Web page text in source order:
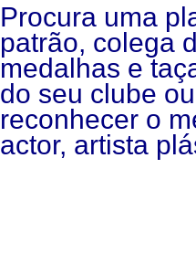
Procura uma
patrão, colega
medalhas e
do seu clube
reconhecer o
actor, artista